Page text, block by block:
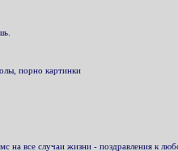
порно картинки
на все случаи жизни - поздравления к